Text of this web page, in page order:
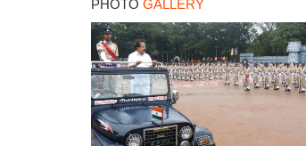
PHOTO GALLERY